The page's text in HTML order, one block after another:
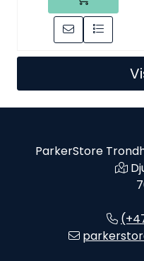
ParkerStore